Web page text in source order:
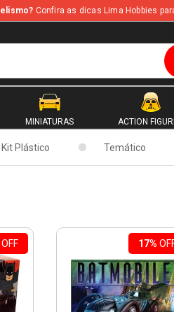
Confira as dicas Lima Hobbies
MINIATURAS ACTION
Kit Plástico Temático
OFF 17%